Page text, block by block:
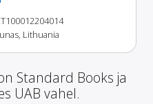
Lithuania
Standard Books ja
UAB vahel.